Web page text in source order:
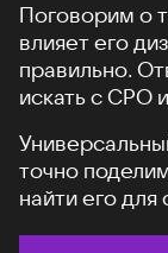
Поговорим о
влияет его
правильно.
искать с CPO
точно
найти его